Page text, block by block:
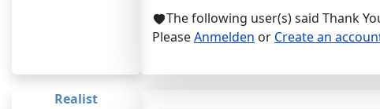
The following user(s) said Thank
PleaseAnmelden or Create an
Realist